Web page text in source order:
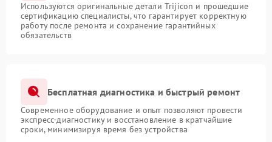
Используются оригинальные детали Trijicon и прошедшие
сертификацию специалисты, что гарантирует корректную
работу после ремонта и сохранение гарантийных
обязательств
Бесплатная диагностика и быстрый ремонт
Современное оборудование и опыт позволяют провести
экспресс-диагностику и восстановление в кратчайшие
сроки, минимизируя время без устройства